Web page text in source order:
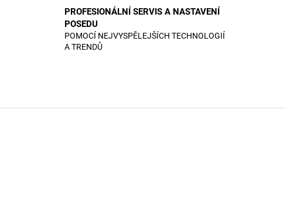
PROFESIONÁLNÍ SERVIS A NASTAVENÍ
POSEDU
POMOCÍ NEJVYSPĚLEJŠÍCH TECHNOLOGIÍ
A TRENDŮ